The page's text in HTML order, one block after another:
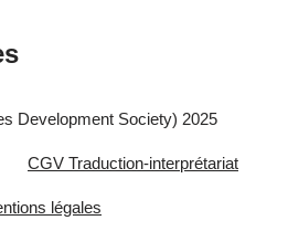
Development Society) 2025
CGV Traduction-interprétariat
légales